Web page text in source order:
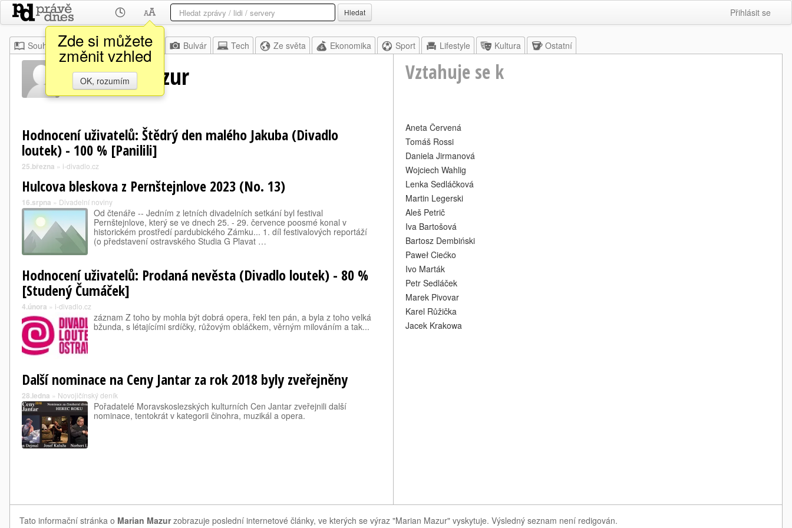
Zde si můžete
změnit vzhled
OK, rozumím
Hledat Přihlásit se
Souhrn Moje Z domova Bulvár Tech Ze světa Ekonomika Sport Lifestyle Kultura Ostatní
Marian Mazur Vztahuje se k
Hodnocení uživatelů: Štědrý den malého Jakuba (Divadlo
loutek) - 100 % [Panilili]
25.března » i-divadlo.cz
Hulcova bleskova z Pernštejnlove 2023 (No. 13)
16.srpna » Divadelní noviny
Od čtenáře -- Jedním z letních divadelních setkání byl festival
Pernštejnlove, který se ve dnech 25. - 29. července poosmé konal v
historickém prostředí pardubického Zámku... 1. díl festivalových reportáží
(o představení ostravského Studia G Plavat …
Hodnocení uživatelů: Prodaná nevěsta (Divadlo loutek) - 80 %
[Studený Čumáček]
4.února » i-divadlo.cz
záznam Z toho by mohla být dobrá opera, řekl ten pán, a byla z toho velká
bžunda, s létajícími srdíčky, růžovým obláčkem, věrným milováním a tak...
Další nominace na Ceny Jantar za rok 2018 byly zveřejněny
28.ledna » Novojičínský deník
Pořadatelé Moravskoslezských kulturních Cen Jantar zveřejnili další
nominace, tentokrát v kategorii činohra, muzikál a opera.
Aneta Červená
Tomáš Rossi
Daniela Jirmanová
Wojciech Wahlig
Lenka Sedláčková
Martin Legerski
Aleš Petrič
Iva Bartošová
Bartosz Dembiński
Paweł Ciećko
Ivo Marták
Petr Sedláček
Marek Pivovar
Karel Růžička
Jacek Krakowa
Tato informační stránka o Marian Mazurzobrazuje poslední internetové články, ve kterých se výraz "Marian Mazur" vyskytuje. Výsledný seznam není redigován.